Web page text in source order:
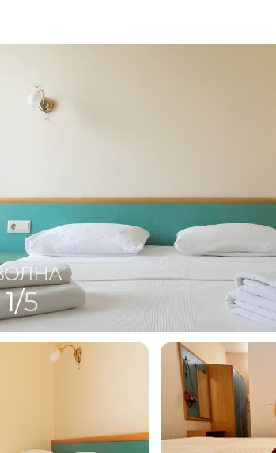
С Французским Балконом
С Французским Балконом
Комфорт
1/5